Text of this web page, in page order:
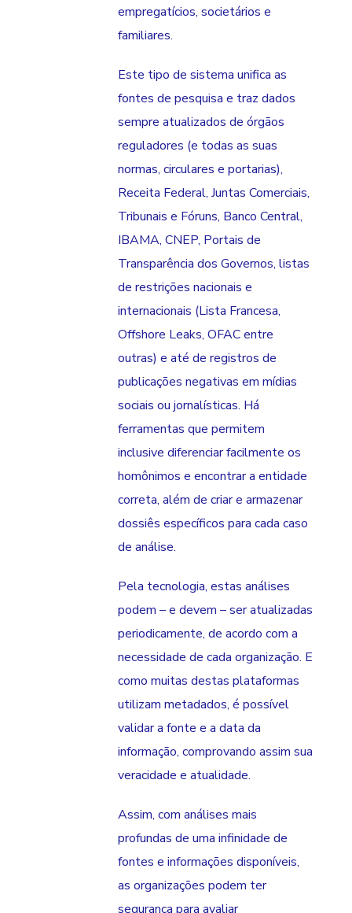
empregatícios, societários e
familiares.
Este tipo de sistema unifica as
fontes de pesquisa e traz dados
sempre atualizados de órgãos
reguladores (e todas as suas
normas, circulares e portarias),
Receita Federal, Juntas Comerciais,
Tribunais e Fóruns, Banco Central,
IBAMA, CNEP, Portais de
Transparência dos Governos, listas
de restrições nacionais e
internacionais (Lista Francesa,
Offshore Leaks, OFAC entre
outras) e até de registros de
publicações negativas em mídias
sociais ou jornalísticas. Há
ferramentas que permitem
inclusive diferenciar facilmente os
homônimos e encontrar a entidade
correta, além de criar e armazenar
dossiês específicos para cada caso
de análise.
Pela tecnologia, estas análises
podem – e devem – ser atualizadas
periodicamente, de acordo com a
necessidade de cada organização. E
como muitas destas plataformas
utilizam metadados, é possível
validar a fonte e a data da
informação, comprovando assim sua
veracidade e atualidade.
Assim, com análises mais
profundas de uma infinidade de
fontes e informações disponíveis,
as organizações podem ter
segurança para avaliar